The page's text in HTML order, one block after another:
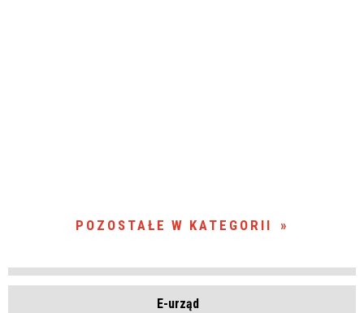
POZOSTAŁE W KATEGORII
E-urząd